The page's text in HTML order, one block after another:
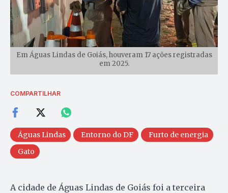
Em Águas Lindas de Goiás, houveram 17 ações registradas
em 2025.
COMPARTILHAR
Águas Lindas Entorno do DF
Furto de energia
Gato
A cidade de Águas Lindas de Goiás foi a terceira